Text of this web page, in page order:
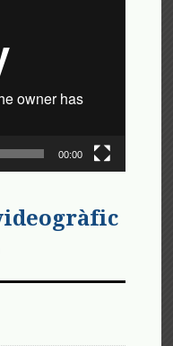
00:00